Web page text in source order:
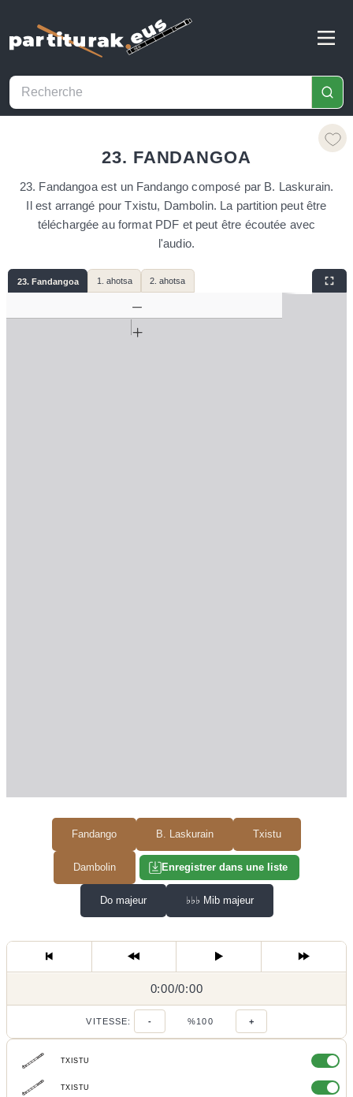
23. FANDANGOA
Fandango B. Laskurain Txistu
Dambolin Enregistrer dans une liste
Do majeur ♭♭♭ Mib majeur
23. Fandangoa est un Fandango composé par B. Laskurain.
Il est arrangé pour Txistu, Dambolin. La partition peut être
téléchargée au format PDF et peut être écoutée avec
l'audio.
0:00/
0:00/0:00
VITESSE: - %100 +
TXISTU
TXISTU
23. Fandangoa 1. ahotsa 2. ahotsa